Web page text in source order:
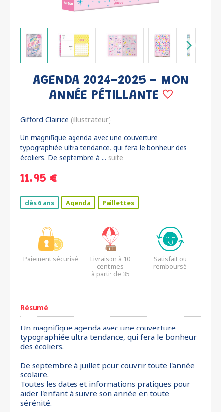
AGENDA 2024-2025 - MON
ANNÉE PÉTILLANTE
Gifford Clairice (illustrateur)
Un magnifique agenda avec une couverture
typographiée ultra tendance, qui fera le bonheur des
écoliers. De septembre à ... suite
11.95 €
dès 6 ans Agenda Paillettes
Paiement sécurisé
Livraison à 10
centimes
à partir de 35
Satisfait ou
remboursé
Résumé
Un magnifique agenda avec une couverture
typographiée ultra tendance, qui fera le bonheur
des écoliers.
De septembre à juillet pour couvrir toute l'année
scolaire.
Toutes les dates et informations pratiques pour
aider l'enfant à suivre son année en toute
sérénité.